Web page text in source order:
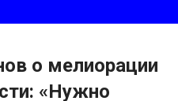
о мелиорации
«Нужно